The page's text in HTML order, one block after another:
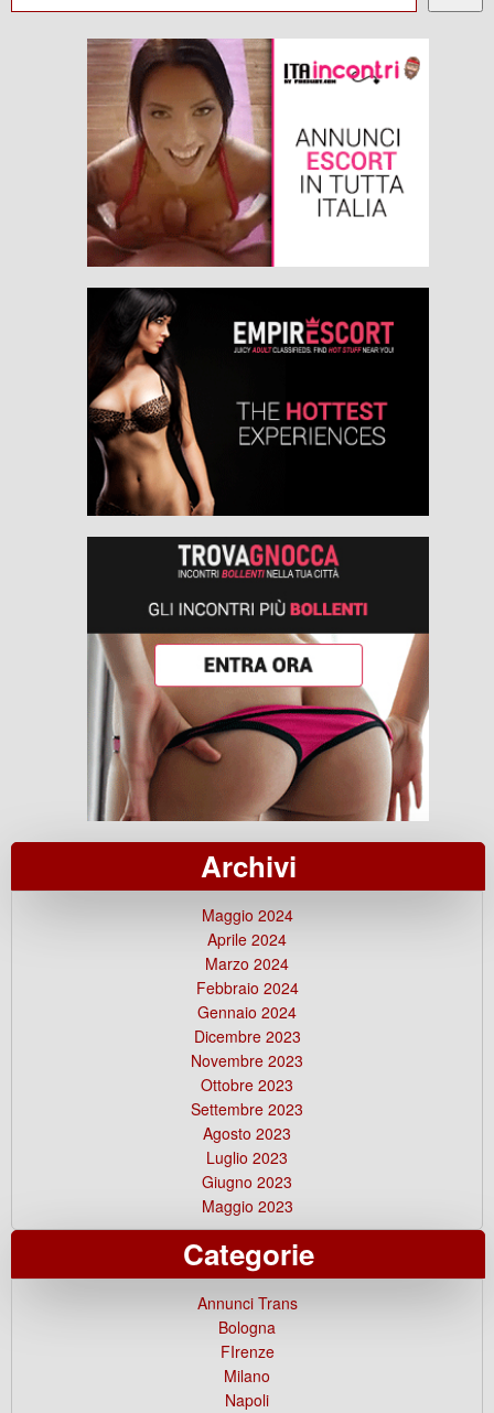
Archivi
Maggio 2024
Aprile 2024
Marzo 2024
Febbraio 2024
Gennaio 2024
Dicembre 2023
Novembre 2023
Ottobre 2023
Settembre 2023
Agosto 2023
Luglio 2023
Giugno 2023
Maggio 2023
Categorie
Annunci Trans
Bologna
FIrenze
Milano
Napoli